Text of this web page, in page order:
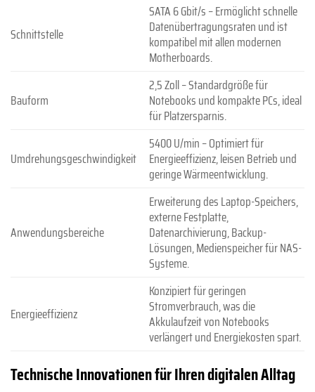
Schnittstelle
SATA 6 Gbit/s – Ermöglicht schnelle
Datenübertragungsraten und ist
kompatibel mit allen modernen
Motherboards.
Bauform
2,5 Zoll – Standardgröße für
Notebooks und kompakte PCs, ideal
für Platzersparnis.
Umdrehungsgeschwindigkeit
5400 U/min – Optimiert für
Energieeffizienz, leisen Betrieb und
geringe Wärmeentwicklung.
Anwendungsbereiche
Erweiterung des Laptop-Speichers,
externe Festplatte,
Datenarchivierung, Backup-
Lösungen, Medienspeicher für NAS-
Systeme.
Energieeffizienz
Konzipiert für geringen
Stromverbrauch, was die
Akkulaufzeit von Notebooks
verlängert und Energiekosten spart.
Technische Innovationen für Ihren digitalen Alltag